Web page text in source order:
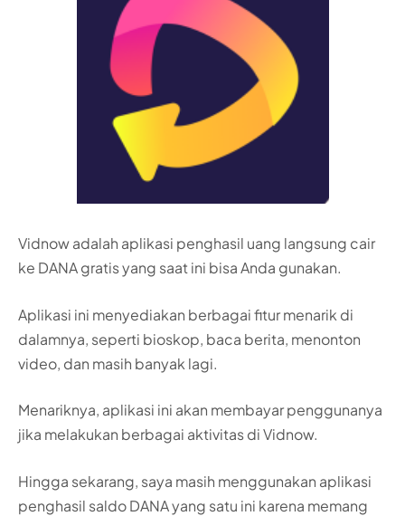
Vidnow adalah aplikasi penghasil uang langsung cair
ke DANA gratis yang saat ini bisa Anda gunakan.
Aplikasi ini menyediakan berbagai fitur menarik di
dalamnya, seperti bioskop, baca berita, menonton
video, dan masih banyak lagi.
Menariknya, aplikasi ini akan membayar penggunanya
jika melakukan berbagai aktivitas di Vidnow.
Hingga sekarang, saya masih menggunakan aplikasi
penghasil saldo DANA yang satu ini karena memang